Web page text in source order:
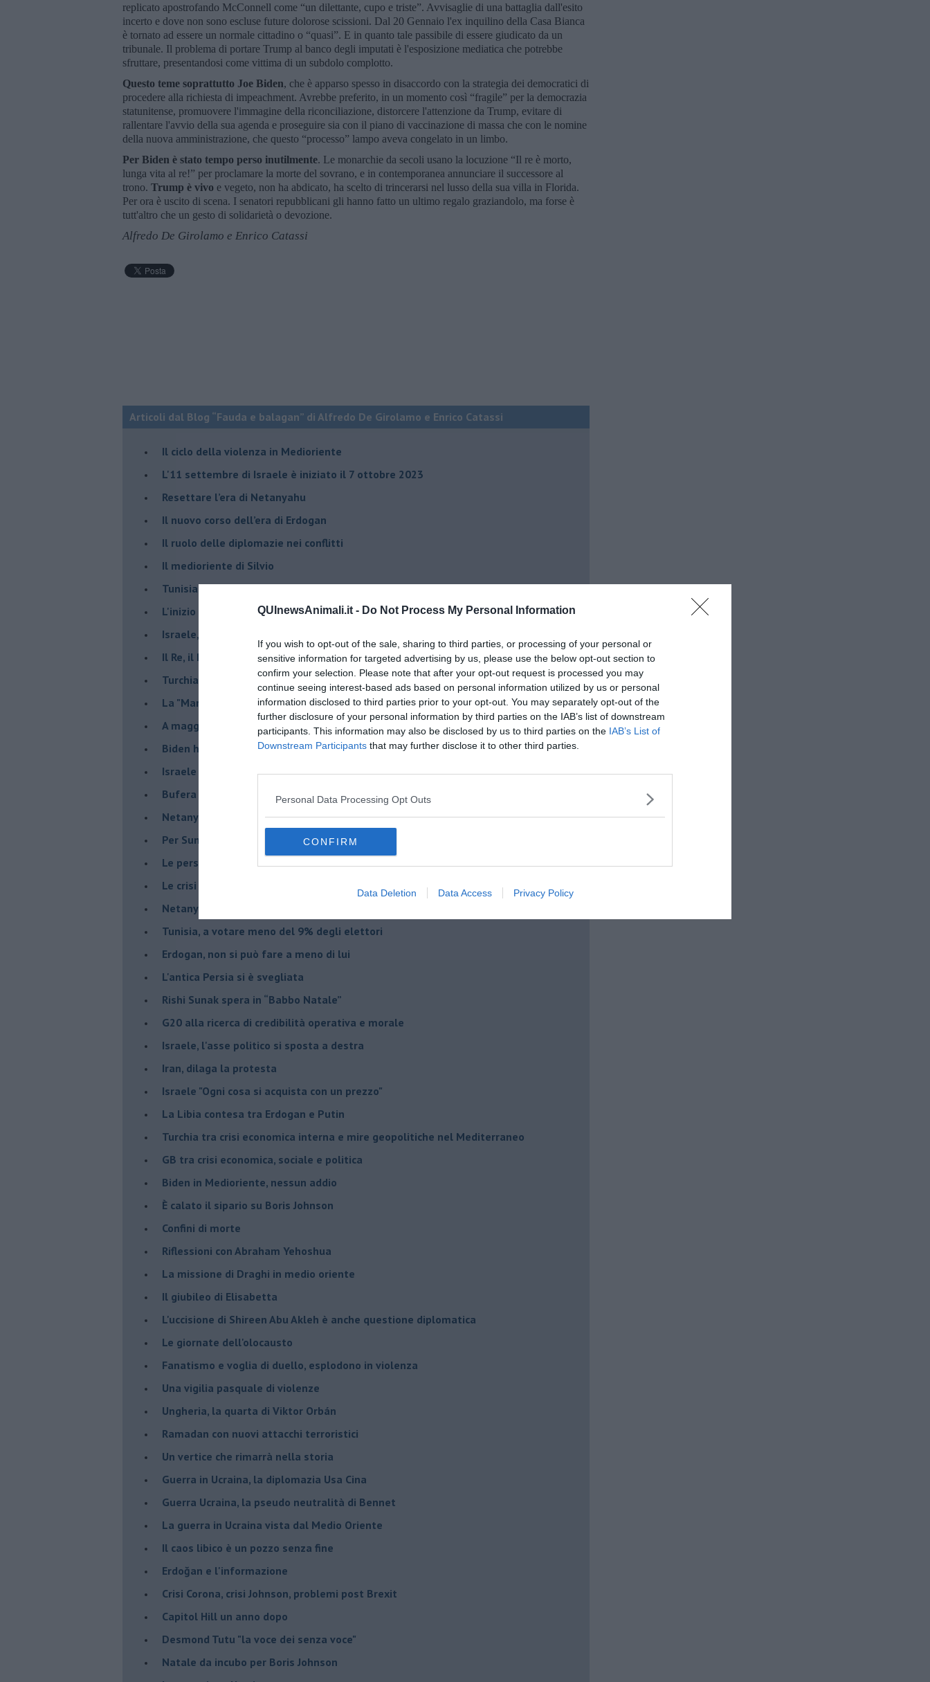
QUInewsAnimali.it - Do Not Process My Personal Information
If you wish to opt-out of the sale, sharing to third parties, or processing of your personal or
sensitive information for targeted advertising by us, please use the below opt-out section to
confirm your selection. Please note that after your opt-out request is processed you may
continue seeing interest-based ads based on personal information utilized by us or personal
information disclosed to third parties prior to your opt-out. You may separately opt-out of the
further disclosure of your personal information by third parties on the IAB’s list of downstream
participants. This information may also be disclosed by us to third parties on the IAB’s List of
Downstream Participants that may further disclose it to other third parties.
Personal Data Processing Opt Outs
CONFIRM
Data Deletion Data Access Privacy Policy
replicato apostrofando McConnell come “un dilettante, cupo e triste”. Avvisaglie di una battaglia dall'esito
incerto e dove non sono escluse future dolorose scissioni. Dal 20 Gennaio l'ex inquilino della Casa Bianca
è tornato ad essere un normale cittadino o “quasi”. E in quanto tale passibile di essere giudicato da un
tribunale. Il problema di portare Trump al banco degli imputati è l'esposizione mediatica che potrebbe
sfruttare, presentandosi come vittima di un subdolo complotto.
Questo teme soprattutto Joe Biden, che è apparso spesso in disaccordo con la strategia dei democratici di
procedere alla richiesta di impeachment. Avrebbe preferito, in un momento così “fragile” per la democrazia
statunitense, promuovere l'immagine della riconciliazione, distorcere l'attenzione da Trump, evitare di
rallentare l'avvio della sua agenda e proseguire sia con il piano di vaccinazione di massa che con le nomine
della nuova amministrazione, che questo “processo” lampo aveva congelato in un limbo.
Per Biden è stato tempo perso inutilmente. Le monarchie da secoli usano la locuzione “Il re è morto,
lunga vita al re!” per proclamare la morte del sovrano, e in contemporanea annunciare il successore al
trono. Trump è vivo e vegeto, non ha abdicato, ha scelto di trincerarsi nel lusso della sua villa in Florida.
Per ora è uscito di scena. I senatori repubblicani gli hanno fatto un ultimo regalo graziandolo, ma forse è
tutt'altro che un gesto di solidarietà o devozione.
Alfredo De Girolamo e Enrico Catassi
Articoli dal Blog “Fauda e balagan” di Alfredo De Girolamo e Enrico Catassi
Il ciclo della violenza in Medioriente
L'11 settembre di Israele è iniziato il 7 ottobre 2023
Resettare l’era di Netanyahu
​Il nuovo corso dell’era di Erdogan
Il ruolo delle diplomazie nei conflitti
Il medioriente di Silvio
Tunisia rischiosa e strategica per l'Italia
L'inizio del “secolo della Turchia”
Israele, deciderà il borsone della spesa
Il Re, il Primo Ministro, il Sindaco e la Brexit
Turchia al voto, Erdogan in bilico
La "Marcia dei vivi" per non dimenticare
A maggio le urne decideranno il futuro di Erdoğan
Biden ha fatto infuriare la destra israeliana
Israele rischia una guerra civile
Bufera sull'immigrazione
Netanyahu a Roma, un viaggio complicato
Per Sunak niente crisi e nessuna emergenza
Le persecuzioni ai cristiani continuano da secoli
Le crisi post Brexit
Netanyahu saprà mantenere le promesse?
Tunisia, a votare meno del 9% degli elettori
Erdogan, non si può fare a meno di lui
L'antica Persia si è svegliata
Rishi Sunak spera in “Babbo Natale”
G20 alla ricerca di credibilità operativa e morale
Israele, l'asse politico si sposta a destra
Iran, dilaga la protesta
Israele "Ogni cosa si acquista con un prezzo"
La Libia contesa tra Erdogan e Putin
Turchia tra crisi economica interna e mire geopolitiche nel Mediterraneo
GB tra crisi economica, sociale e politica
Biden in Medioriente, nessun addio
È calato il sipario su Boris Johnson
Confini di morte
Riflessioni con Abraham Yehoshua
La missione di Draghi in medio oriente
Il giubileo di Elisabetta
L'uccisione di Shireen Abu Akleh è anche questione diplomatica
Le giornate dell'olocausto
Fanatismo e voglia di duello, esplodono in violenza
Una vigilia pasquale di violenze
Ungheria, la quarta di Viktor Orbán
Ramadan con nuovi attacchi terroristici
Un vertice che rimarrà nella storia
Guerra in Ucraina, la diplomazia Usa Cina
Guerra Ucraina, la pseudo neutralità di Bennet
La guerra in Ucraina vista dal Medio Oriente
​Il caos libico è un pozzo senza fine
Erdoğan e l'informazione
Crisi Corona, crisi Johnson, problemi post Brexit
Capitol Hill un anno dopo
Desmond Tutu "la voce dei senza voce"
Natale da incubo per Boris Johnson